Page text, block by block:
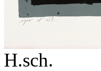
H.sch.